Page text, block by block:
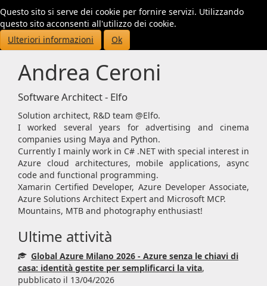
Questo sito si serve dei cookie per fornire servizi. Utilizzando
questo sito acconsenti all'utilizzo dei cookie.
Ulteriori informazioni
Ok
Andrea Ceroni
Software Architect - Elfo
Solution architect, R&D team @Elfo.
I worked several years for advertising and cinema
companies using Maya and Python.
Currently I mainly work in C# .NET with special interest in
Azure cloud architectures, mobile applications, async
code and functional programming.
Xamarin Certified Developer, Azure Developer Associate,
Azure Solutions Architect Expert and Microsoft MCP.
Mountains, MTB and photography enthusiast!
Ultime attività
Global Azure Milano 2026 - Azure senza le chiavi di
casa: identità gestite per semplificarci la vita,
pubblicato il 13/04/2026